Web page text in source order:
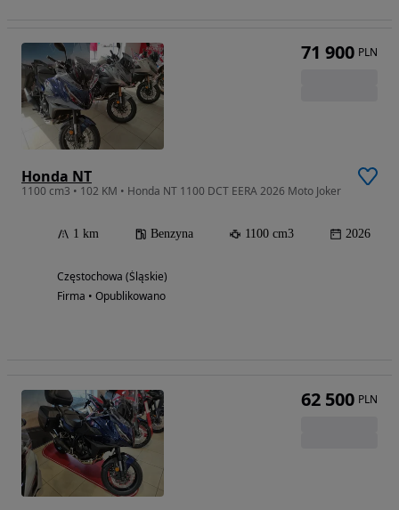
Honda NT
1100 cm3 • 102 KM • Honda NT 1100 DCT EERA 2026 Moto Joker
1 km Benzyna 1100 cm3 2026
Częstochowa (Śląskie)
Firma • Opublikowano
71 900 PLN
62 500 PLN